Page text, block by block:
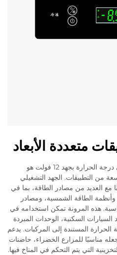
متعددة الأبعاد
إحدى أكبر المزايا لجهاز التحكم في درجة الحرارة بجهد 12 فولت هو
من التطبيقات. الجهد التشغيلي
مع العديد من مصادر الطاقة، بما في
الطاقة الشمسية، ومصادر
هذه المرونة تمكن استخدامه في
السيارات السكنية، الوحدات المبردة
المستندة إلى المركبات. يدعم
مناسبًا للمزارع الخضراء، حاضنات
التي يتم التحكم في المناخ فيها.